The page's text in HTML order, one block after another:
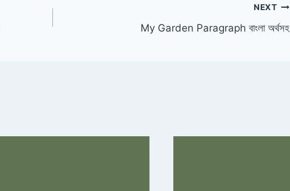
NEXT
My Garden Paragraph বাংলা অর্থসহ